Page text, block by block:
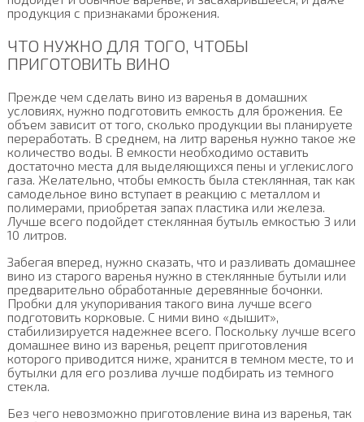
продукция с признаками брожения.
ЧТО НУЖНО ДЛЯ ТОГО, ЧТОБЫ
ПРИГОТОВИТЬ ВИНО
Прежде чем сделать вино из варенья в домашних
условиях, нужно подготовить емкость для брожения. Ее
объем зависит от того, сколько продукции вы планируете
переработать. В среднем, на литр варенья нужно такое же
количество воды. В емкости необходимо оставить
достаточно места для выделяющихся пены и углекислого
газа. Желательно, чтобы емкость была стеклянная, так как
самодельное вино вступает в реакцию с металлом и
полимерами, приобретая запах пластика или железа.
Лучше всего подойдет стеклянная бутыль емкостью 3 или
10 литров.
Забегая вперед, нужно сказать, что и разливать домашнее
вино из старого варенья нужно в стеклянные бутыли или
предварительно обработанные деревянные бочонки.
Пробки для укупоривания такого вина лучше всего
подготовить корковые. С ними вино «дышит»,
стабилизируется надежнее всего. Поскольку лучше всего
домашнее вино из варенья, рецепт приготовления
которого приводится ниже, хранится в темном месте, то и
бутылки для его розлива лучше подбирать из темного
стекла.
Без чего невозможно приготовление вина из варенья, так